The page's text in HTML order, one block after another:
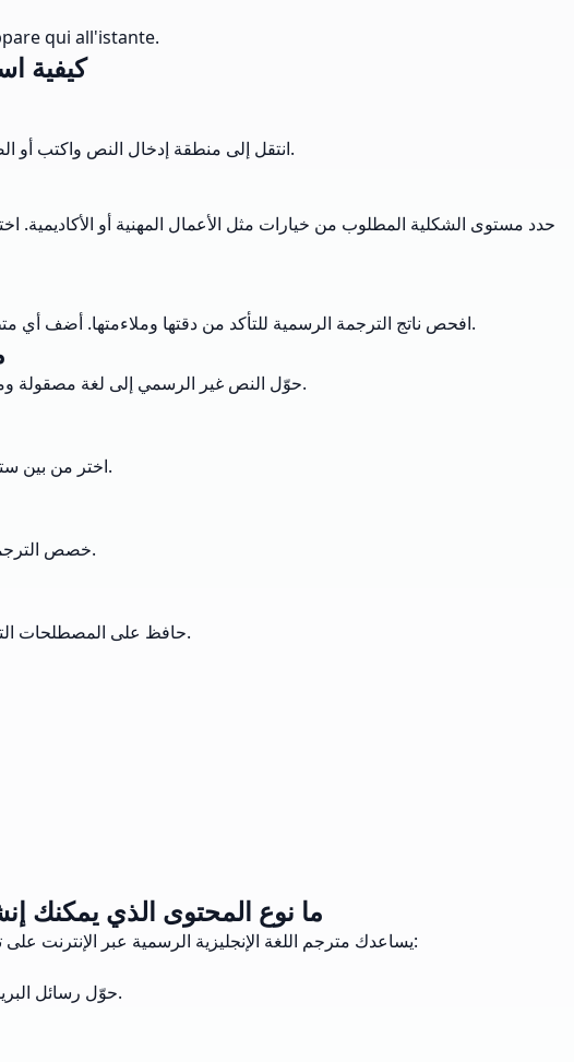
qui all'istante.
كيفية
انتقل إلى منطقة إدخال النص واكتب أو الصق النص غير الرسمي في المربع المتوفر. يقبل المترجم أي محتوى إنجليزي غير رسمي أو عامي تريد إضفاء الطابع الرسمي عليه.
حدد مستوى الشكلية المطلوب من خيارات مثل الأعمال المهنية أو
افحص ناتج الترجمة الرسمية للتأكد من دقتها وملاءمتها. أضف أي متطلبات مخصصة في الحقل المخصص إذا لزم الأمر، واضبط الإعدادات لإعادة إنشاء نسخة رسمية أكثر ملاءمة من النص الخاص بك.
حوّل النص غير الرسمي إلى لغة مصقولة ومهنية مع تعديلات رسمية مدعومة بالذكاء الاصطناعي عبر سياقات تجارية وأكاديمية متعددة.
اختر من بين ستة مستويات شكلية متميزة بما في ذلك الأعمال المهنية والأكاديمية والدبلوماسية. صمم نبرة النص الخاص بك بدقة لأي سياق مهني.
خصص الترجمات لجمهور معين من المديرين التنفيذيين إلى المهنيين القانونيين. يضمن أن صدى رسالتك يتردد تمامًا لدى المستلمين المقصودين.
حافظ على المصطلحات التقنية الحاسمة مع إضفاء الطابع الرسمي على النص المحيط. مثالي للمجالات المتخصصة مثل القطاعات الطبية والقانونية والمالية.
ما نوع المحتوى الذي يمكنك
يساعدك مترجم اللغة الإنجليزية الرسمية عبر الإنترنت على تحويل النص غير الرسمي إلى محتوى متطور واحترافي عبر مستويات شكلية متعددة. إليك ما يمكنك إنشاؤه:
حوّل رسائل البريد الإلكتروني والمذكرات غير الرسمية إلى مراسلات تجارية مصقولة ومناسبة للمديرين التنفيذيين وأصحاب المصلحة في الشركات.